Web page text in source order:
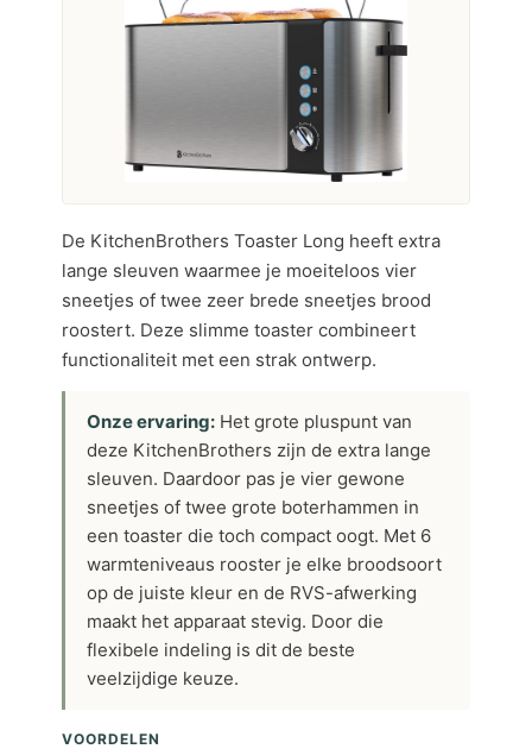
De KitchenBrothers Toaster Long heeft extra
lange sleuven waarmee je moeiteloos vier
sneetjes of twee zeer brede sneetjes brood
roostert. Deze slimme toaster combineert
functionaliteit met een strak ontwerp.
Onze ervaring: Het grote pluspunt van
deze KitchenBrothers zijn de extra lange
sleuven. Daardoor pas je vier gewone
sneetjes of twee grote boterhammen in
een toaster die toch compact oogt. Met 6
warmteniveaus rooster je elke broodsoort
op de juiste kleur en de RVS-afwerking
maakt het apparaat stevig. Door die
flexibele indeling is dit de beste
veelzijdige keuze.
VOORDELEN